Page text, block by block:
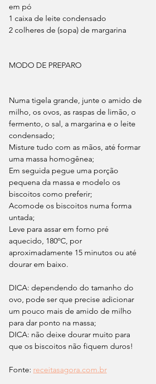
em pó
1 caixa de leite condensado
2 colheres de (sopa) de margarina
MODO DE PREPARO
Numa tigela grande, junte o amido de
milho, os ovos, as raspas de limão, o
fermento, o sal, a margarina e o leite
condensado;
Misture tudo com as mãos, até formar
uma massa homogênea;
Em seguida pegue uma porção
pequena da massa e modelo os
biscoitos como preferir;
Acomode os biscoitos numa forma
untada;
Leve para assar em forno pré
aquecido, 180ºC, por
aproximadamente 15 minutos ou até
dourar em baixo.
DICA: dependendo do tamanho do
ovo, pode ser que precise adicionar
um pouco mais de amido de milho
para dar ponto na massa;
DICA: não deixe dourar muito para
que os biscoitos não fiquem duros!
Fonte: receitasagora.com.br